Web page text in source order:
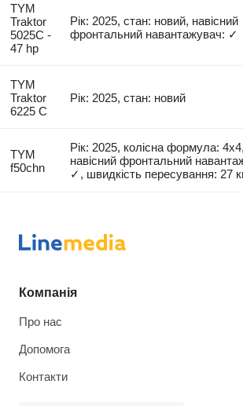
TYM
Traktor
5025C -
47 hp
Рік: 2025, стан: новий, навісний
фронтальний навантажувач: ✓
TYM
Traktor
6225 C
Рік: 2025, стан: новий
TYM
f50chn
Рік: 2025, колісна формула: 4x4,
навісний фронтальний
✓, швидкість пересування: 27
Компанія
Про нас
Допомога
Контакти